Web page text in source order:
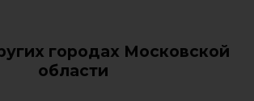
городах Московской
области